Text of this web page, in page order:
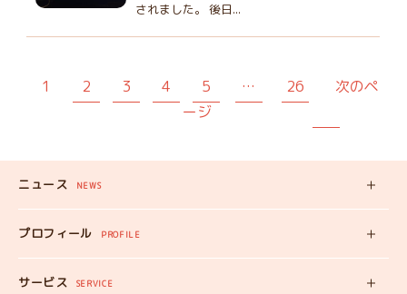
されました。 後日...
1 2 3 4 5 … 26
次のペ
ージ
ニュース NEWS
新着記事
プロフィール PROFILE
みいちゃんのプロフィール
みいちゃんママの
サービス SERVICE